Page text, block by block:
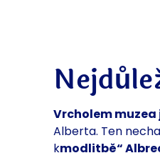
Vrcholem muzea
Alberta. Ten
kmodlitbě“